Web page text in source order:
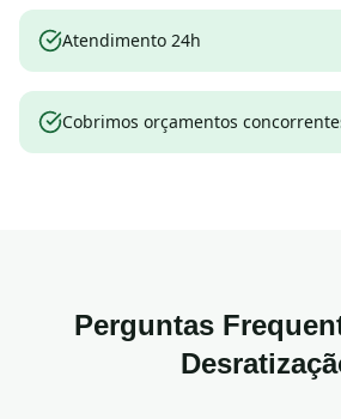
Atendimento 24h
Cobrimos orçamentos
Perguntas